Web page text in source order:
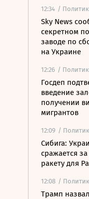
12:34 /
Sky News
секретном
заводе по
на Украине
12:26 /
Госдеп
введение
получении
мигрантов
12:09 /
Сибига:
сражается
ракету для
12:08 /
Трамп